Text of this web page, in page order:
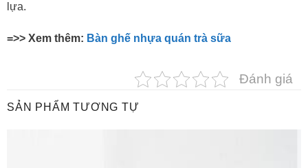
lựa.
=>> Xem thêm: Bàn ghế nhựa quán trà sữa
Đánh giá
SẢN PHẨM TƯƠNG TỰ